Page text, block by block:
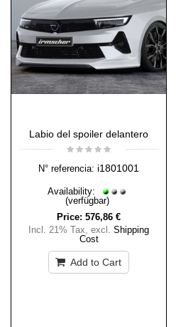
Labio del spoiler delantero
N° referencia: i1801001
Availability:
(verfügbar)
Price: 576,86 €
Incl. 21% Tax, excl. Shipping
Cost
Add to Cart